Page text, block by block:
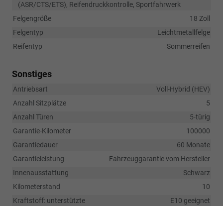
(ASR/CTS/ETS), Reifendruckkontrolle, Sportfahrwerk
Felgengröße
18 Zoll
Felgentyp
Leichtmetallfelge
Reifentyp
Sommerreifen
Sonstiges
Antriebsart
Voll-Hybrid (HEV)
Anzahl Sitzplätze
5
Anzahl Türen
5-türig
Garantie-Kilometer
100000
Garantiedauer
60 Monate
Garantieleistung
Fahrzeuggarantie vom Hersteller
Innenausstattung
Schwarz
Kilometerstand
10
Kraftstoff: unterstützte
E10 geeignet